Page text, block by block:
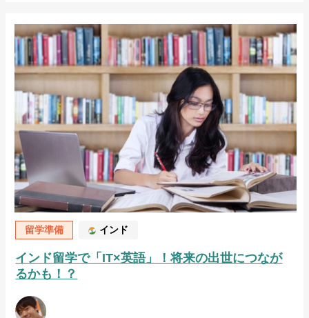
留学準備 インド
インド留学で「IT×英語」！将来の出世につなが
るかも！？